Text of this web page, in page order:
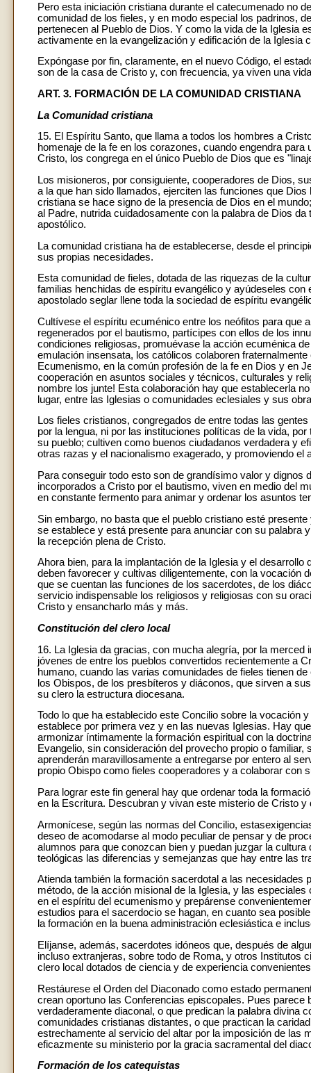
Pero esta iniciación cristiana durante el catecumenado no
comunidad de los fieles, y en modo especial los padrinos,
pertenecen al Pueblo de Dios. Y como la vida de la Iglesia
activamente en la evangelización y edificación de la Iglesia
Expóngase por fin, claramente, en el nuevo Código, el
son de la casa de Cristo y, con frecuencia, ya viven una
ART. 3. FORMACIÓN DE LA COMUNIDAD CRISTIANA
La Comunidad cristiana
15. El Espíritu Santo, que llama a todos los hombres a
homenaje de la fe en los corazones, cuando engendra
Cristo, los congrega en el único Pueblo de Dios que es
Los misioneros, por consiguiente, cooperadores de Dios,
a la que han sido llamados, ejerciten las funciones que
cristiana se hace signo de la presencia de Dios en el
al Padre, nutrida cuidadosamente con la palabra de Dios
apostólico.
La comunidad cristiana ha de establecerse, desde el
sus propias necesidades.
Esta comunidad de fieles, dotada de las riquezas de la
familias henchidas de espíritu evangélico y ayúdeseles
apostolado seglar llene toda la sociedad de espíritu
Cultívese el espíritu ecuménico entre los neófitos para que
regenerados por el bautismo, partícipes con ellos de los
condiciones religiosas, promuévase la acción ecuménica
emulación insensata, los católicos colaboren
Ecumenismo, en la común profesión de la fe en Dios y en
cooperación en asuntos sociales y técnicos, culturales y
nombre los junte! Esta colaboración hay que establecerla
lugar, entre las Iglesias o comunidades eclesiales y sus
Los fieles cristianos, congregados de entre todas las
por la lengua, ni por las instituciones políticas de la vida,
su pueblo; cultiven como buenos ciudadanos verdadera y
otras razas y el nacionalismo exagerado, y promoviendo el
Para conseguir todo esto son de grandísimo valor y
incorporados a Cristo por el bautismo, viven en medio del
en constante fermento para animar y ordenar los asuntos
Sin embargo, no basta que el pueblo cristiano esté
se establece y está presente para anunciar con su
la recepción plena de Cristo.
Ahora bien, para la implantación de la Iglesia y el
deben favorecer y cultivas diligentemente, con la vocación
que se cuentan las funciones de los sacerdotes, de los
servicio indispensable los religiosos y religiosas con su
Cristo y ensancharlo más y más.
Constitución del clero local
16. La Iglesia da gracias, con mucha alegría, por la
jóvenes de entre los pueblos convertidos recientemente a
humano, cuando las varias comunidades de fieles tienen
los Obispos, de los presbíteros y diáconos, que sirven a
su clero la estructura diocesana.
Todo lo que ha establecido este Concilio sobre la vocación
establece por primera vez y en las nuevas Iglesias. Hay
armonizar íntimamente la formación espiritual con la
Evangelio, sin consideración del provecho propio o
aprenderán maravillosamente a entregarse por entero al
propio Obispo como fieles cooperadores y a colaborar con
Para lograr este fin general hay que ordenar toda la
en la Escritura. Descubran y vivan este misterio de Cristo
Armonícese, según las normas del Concilio,
deseo de acomodarse al modo peculiar de pensar y de
alumnos para que conozcan bien y puedan juzgar la
teológicas las diferencias y semejanzas que hay entre las
Atienda también la formación sacerdotal a las necesidades
método, de la acción misional de la Iglesia, y las
en el espíritu del ecumenismo y prepárense
estudios para el sacerdocio se hagan, en cuanto sea
la formación en la buena administración eclesiástica e
Elíjanse, además, sacerdotes idóneos que, después de
incluso extranjeras, sobre todo de Roma, y otros Institutos
clero local dotados de ciencia y de experiencia
Restáurese el Orden del Diaconado como estado
crean oportuno las Conferencias episcopales. Pues
verdaderamente diaconal, o que predican la palabra divina
comunidades cristianas distantes, o que practican la
estrechamente al servicio del altar por la imposición de las
eficazmente su ministerio por la gracia sacramental del
Formación de los catequistas